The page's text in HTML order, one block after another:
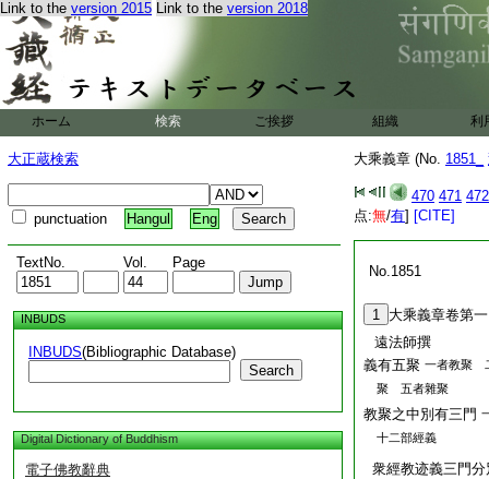
Link to the version 2015 Link to the version 2018
ホーム 検索 ご挨拶 組織 利
大正蔵検索
punctuation Hangul Eng
TextNo. Vol. Page
INBUDS
INBUDS(Bibliographic Database)
Search
Digital Dictionary of Buddhism
電子佛教辭典
大乘義章 (No. 1851_
470 471 472
点:無/有] [CITE]
No.1851
1 大乘義章卷第一
遠法師撰
義有五聚 一者教聚
聚 五者雜聚
教聚之中別有三門
十二部經義
衆經教迹義三門分